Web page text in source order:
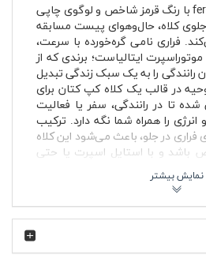
کلاه کتان قرمز فراری ferrari با رنگ قرمز شاخص و لوگوی چاپی
کلاه، حال‌وهوای پیست مسابقه
فراری نامی گره‌خورده با سرعت،
ایتالیاست؛ برندی که از
هیجان رانندگی را به یک سبک زندگی تبدیل
در قالب یک کلاه کپ کتان برای
تا در رانندگی، سفر یا فعالیت
را همراه شما نگه دارد. ترکیب
فراری در جلو، باعث می‌شود این کلاه
باشد و با استایل اسپرت یا حتی
🔍
و تنفس‌پذیر مناسب استفاده